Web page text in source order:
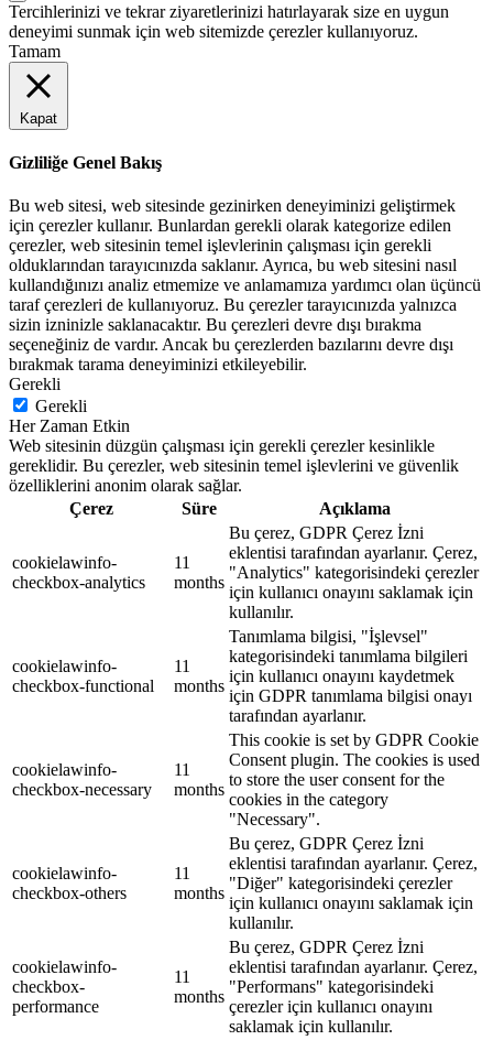
Tercihlerinizi ve tekrar ziyaretlerinizi hatırlayarak size en uygun
deneyimi sunmak için web sitemizde çerezler kullanıyoruz.
Tamam
Kapat
Gizliliğe Genel Bakış
Bu web sitesi, web sitesinde gezinirken deneyiminizi geliştirmek
için çerezler kullanır. Bunlardan gerekli olarak kategorize edilen
çerezler, web sitesinin temel işlevlerinin çalışması için gerekli
olduklarından tarayıcınızda saklanır. Ayrıca, bu web sitesini nasıl
kullandığınızı analiz etmemize ve anlamamıza yardımcı olan üçüncü
taraf çerezleri de kullanıyoruz. Bu çerezler tarayıcınızda yalnızca
sizin izninizle saklanacaktır. Bu çerezleri devre dışı bırakma
seçeneğiniz de vardır. Ancak bu çerezlerden bazılarını devre dışı
bırakmak tarama deneyiminizi etkileyebilir.
Gerekli
Gerekli
Her Zaman Etkin
Web sitesinin düzgün çalışması için gerekli çerezler kesinlikle
gereklidir. Bu çerezler, web sitesinin temel işlevlerini ve güvenlik
özelliklerini anonim olarak sağlar.
Çerez
Süre Açıklama
cookielawinfo-
checkbox-analytics
11
months
Bu çerez, GDPR Çerez İzni
eklentisi tarafından ayarlanır. Çerez,
"Analytics" kategorisindeki çerezler
için kullanıcı onayını saklamak için
kullanılır.
cookielawinfo-
checkbox-functional
11
months
Tanımlama bilgisi, "İşlevsel"
kategorisindeki tanımlama bilgileri
için kullanıcı onayını kaydetmek
için GDPR tanımlama bilgisi onayı
tarafından ayarlanır.
cookielawinfo-
checkbox-necessary
11
months
This cookie is set by GDPR Cookie
Consent plugin. The cookies is used
to store the user consent for the
cookies in the category
"Necessary".
cookielawinfo-
checkbox-others
11
months
Bu çerez, GDPR Çerez İzni
eklentisi tarafından ayarlanır. Çerez,
"Diğer" kategorisindeki çerezler
için kullanıcı onayını saklamak için
kullanılır.
cookielawinfo-
checkbox-
performance
11
months
Bu çerez, GDPR Çerez İzni
eklentisi tarafından ayarlanır. Çerez,
"Performans" kategorisindeki
çerezler için kullanıcı onayını
saklamak için kullanılır.